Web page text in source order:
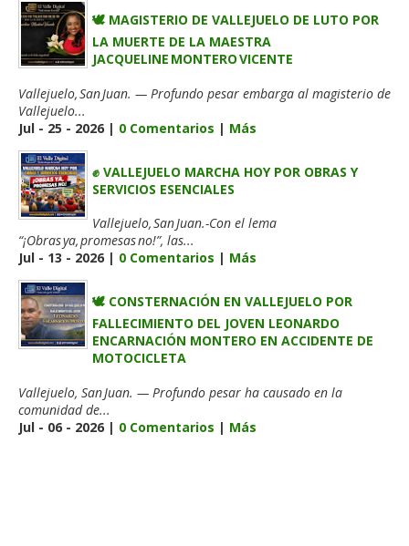
🕊️ MAGISTERIO DE VALLEJUELO DE LUTO POR
LA MUERTE DE LA MAESTRA
JACQUELINE MONTERO VICENTE
Vallejuelo, San Juan. — Profundo pesar embarga al magisterio de
Vallejuelo...
Jul - 25 - 2026 | 0 Comentarios | Más
✊ VALLEJUELO MARCHA HOY POR OBRAS Y
SERVICIOS ESENCIALES
Vallejuelo, San Juan.-Con el lema
“¡Obras ya, promesas no!”, las...
Jul - 13 - 2026 | 0 Comentarios | Más
🕊️ CONSTERNACIÓN EN VALLEJUELO POR
FALLECIMIENTO DEL JOVEN LEONARDO
ENCARNACIÓN MONTERO EN ACCIDENTE DE
MOTOCICLETA
Vallejuelo, San Juan. — Profundo pesar ha causado en la
comunidad de...
Jul - 06 - 2026 | 0 Comentarios | Más